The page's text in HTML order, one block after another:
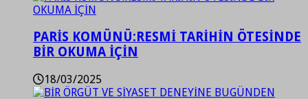
PARİS KOMÜNÜ:RESMİ TARİHİN ÖTESİNDE
BİR OKUMA İÇİN
18/03/2025